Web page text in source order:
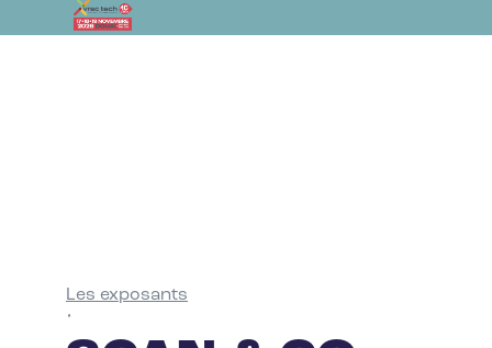
Les exposants
•